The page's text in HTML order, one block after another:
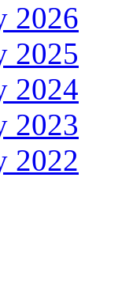
2026
2025
2024
2023
2022